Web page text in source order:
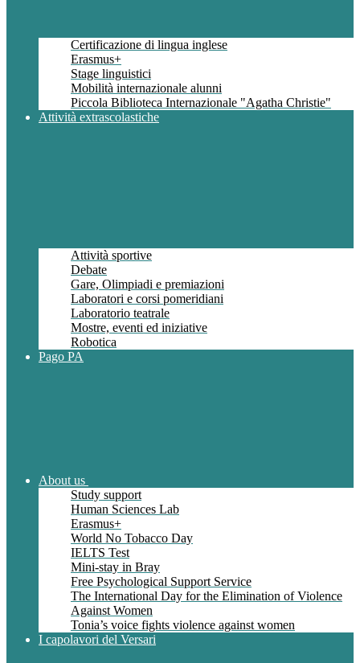
Certificazione di lingua inglese
Erasmus+
Stage linguistici
Mobilità internazionale alunni
Piccola Biblioteca Internazionale "Agatha Christie"
Attività extrascolastiche
Attività sportive
Debate
Gare, Olimpiadi e premiazioni
Laboratori e corsi pomeridiani
Laboratorio teatrale
Mostre, eventi ed iniziative
Robotica
Pago PA
About us
Study support
Human Sciences Lab
Erasmus+
World No Tobacco Day
IELTS Test
Mini-stay in Bray
Free Psychological Support Service
The International Day for the Elimination of Violence
Against Women
Tonia’s voice fights violence against women
I capolavori del Versari